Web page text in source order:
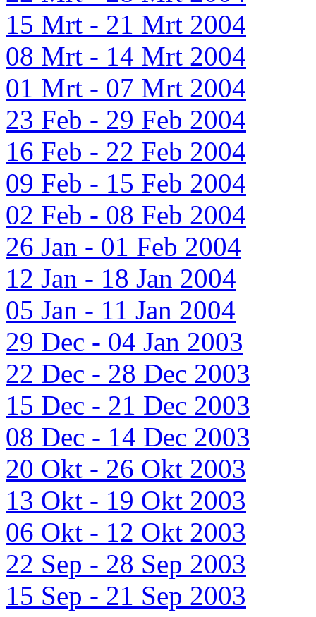
15 Mrt - 21 Mrt 2004
08 Mrt - 14 Mrt 2004
01 Mrt - 07 Mrt 2004
23 Feb - 29 Feb 2004
16 Feb - 22 Feb 2004
09 Feb - 15 Feb 2004
02 Feb - 08 Feb 2004
26 Jan - 01 Feb 2004
12 Jan - 18 Jan 2004
05 Jan - 11 Jan 2004
29 Dec - 04 Jan 2003
22 Dec - 28 Dec 2003
15 Dec - 21 Dec 2003
08 Dec - 14 Dec 2003
20 Okt - 26 Okt 2003
13 Okt - 19 Okt 2003
06 Okt - 12 Okt 2003
22 Sep - 28 Sep 2003
15 Sep - 21 Sep 2003